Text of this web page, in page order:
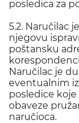
posledica za
5.2. Naručilac
njegovu
poštansku
Naručilac je
eventualnim
posledice
obaveze
naručioca.